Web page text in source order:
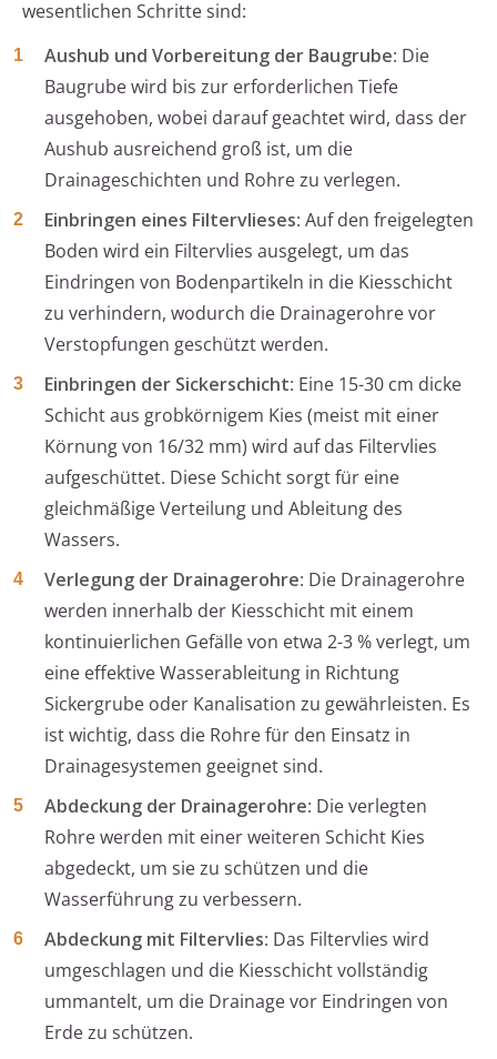
wesentlichen Schritte sind:
Aushub und Vorbereitung der Baugrube: Die
Baugrube wird bis zur erforderlichen Tiefe
ausgehoben, wobei darauf geachtet wird, dass der
Aushub ausreichend groß ist, um die
Drainageschichten und Rohre zu verlegen.
Einbringen eines Filtervlieses: Auf den freigelegten
Boden wird ein Filtervlies ausgelegt, um das
Eindringen von Bodenpartikeln in die Kiesschicht
zu verhindern, wodurch die Drainagerohre vor
Verstopfungen geschützt werden.
Einbringen der Sickerschicht: Eine 15-30 cm dicke
Schicht aus grobkörnigem Kies (meist mit einer
Körnung von 16/32 mm) wird auf das Filtervlies
aufgeschüttet. Diese Schicht sorgt für eine
gleichmäßige Verteilung und Ableitung des
Wassers.
Verlegung der Drainagerohre: Die Drainagerohre
werden innerhalb der Kiesschicht mit einem
kontinuierlichen Gefälle von etwa 2-3 % verlegt, um
eine effektive Wasserableitung in Richtung
Sickergrube oder Kanalisation zu gewährleisten. Es
ist wichtig, dass die Rohre für den Einsatz in
Drainagesystemen geeignet sind.
Abdeckung der Drainagerohre: Die verlegten
Rohre werden mit einer weiteren Schicht Kies
abgedeckt, um sie zu schützen und die
Wasserführung zu verbessern.
Abdeckung mit Filtervlies: Das Filtervlies wird
umgeschlagen und die Kiesschicht vollständig
ummantelt, um die Drainage vor Eindringen von
Erde zu schützen.